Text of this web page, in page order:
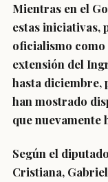
Mientras en el
estas iniciativas,
oficialismo como
extensión del
hasta diciembre,
han mostrado
que nuevamente
Según el
Cristiana,